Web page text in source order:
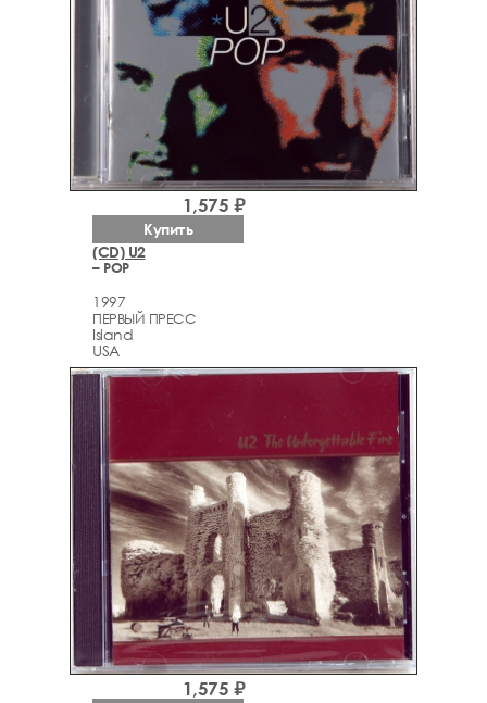
(CD) U2
– POP
1997
ПЕРВЫЙ ПРЕСС
Island
USA
1,575 ₽
Купить
1,575 ₽